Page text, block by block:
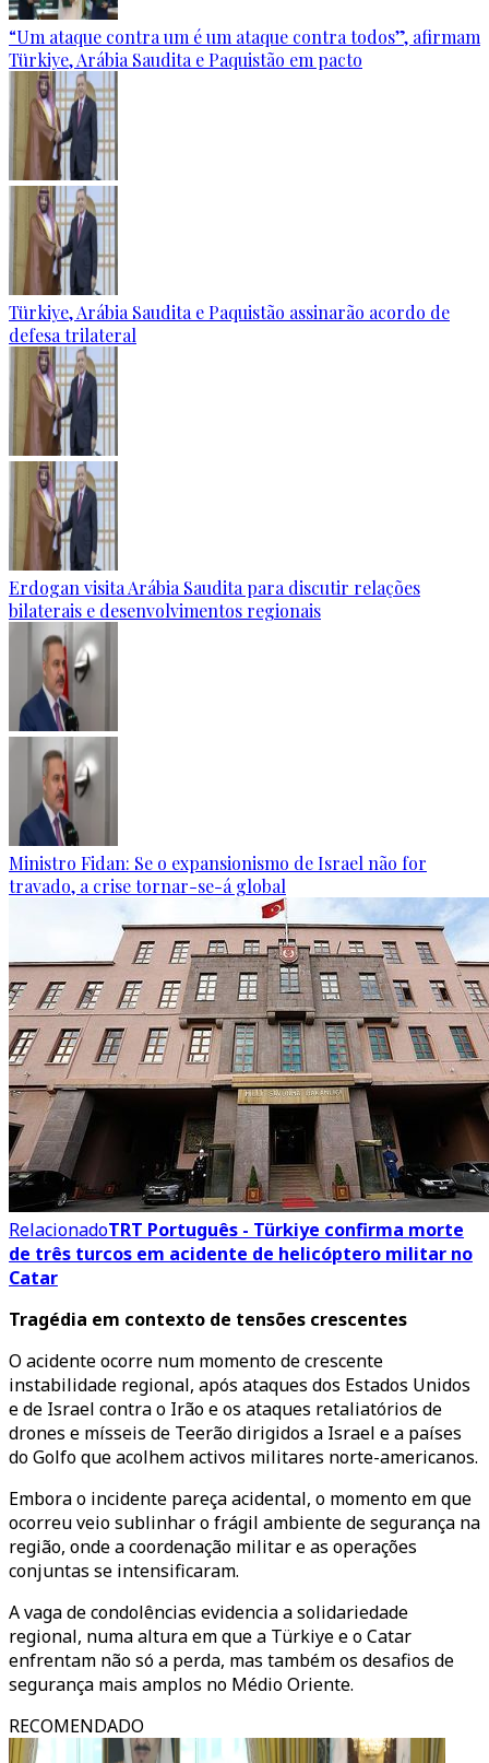
“Um ataque contra um é um ataque contra todos”, afirmam
Türkiye, Arábia Saudita e Paquistão em pacto
Türkiye, Arábia Saudita e Paquistão assinarão acordo de
defesa trilateral
Erdogan visita Arábia Saudita para discutir relações
bilaterais e desenvolvimentos regionais
Ministro Fidan: Se o expansionismo de Israel não for
travado, a crise tornar-se-á global
RelacionadoTRT Português - Türkiye confirma morte
de três turcos em acidente de helicóptero militar no
Catar
Tragédia em contexto de tensões crescentes
O acidente ocorre num momento de crescente
instabilidade regional, após ataques dos Estados Unidos
e de Israel contra o Irão e os ataques retaliatórios de
drones e mísseis de Teerão dirigidos a Israel e a países
do Golfo que acolhem activos militares norte-americanos.
Embora o incidente pareça acidental, o momento em que
ocorreu veio sublinhar o frágil ambiente de segurança na
região, onde a coordenação militar e as operações
conjuntas se intensificaram.
A vaga de condolências evidencia a solidariedade
regional, numa altura em que a Türkiye e o Catar
enfrentam não só a perda, mas também os desafios de
segurança mais amplos no Médio Oriente.
RECOMENDADO